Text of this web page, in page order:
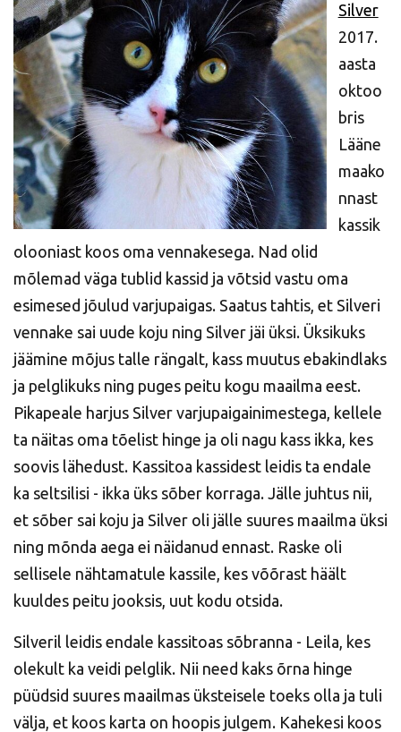
Silver
2017.
aasta
oktoo
bris
Lääne
maako
nnast
kassik
olooniast koos oma vennakesega. Nad olid
mõlemad väga tublid kassid ja võtsid vastu oma
esimesed jõulud varjupaigas. Saatus tahtis, et Silveri
vennake sai uude koju ning Silver jäi üksi. Üksikuks
jäämine mõjus talle rängalt, kass muutus ebakindlaks
ja pelglikuks ning puges peitu kogu maailma eest.
Pikapeale harjus Silver varjupaigainimestega, kellele
ta näitas oma tõelist hinge ja oli nagu kass ikka, kes
soovis lähedust. Kassitoa kassidest leidis ta endale
ka seltsilisi - ikka üks sõber korraga. Jälle juhtus nii,
et sõber sai koju ja Silver oli jälle suures maailma üksi
ning mõnda aega ei näidanud ennast. Raske oli
sellisele nähtamatule kassile, kes võõrast häält
kuuldes peitu jooksis, uut kodu otsida.
Silveril leidis endale kassitoas sõbranna - Leila, kes
olekult ka veidi pelglik. Nii need kaks õrna hinge
püüdsid suures maailmas üksteisele toeks olla ja tuli
välja, et koos karta on hoopis julgem. Kahekesi koos